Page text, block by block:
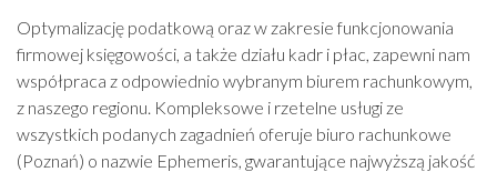
Optymalizację podatkową oraz w zakresie funkcjonowania
firmowej księgowości, a także działu kadr i płac, zapewni nam
współpraca z odpowiednio wybranym biurem rachunkowym,
z naszego regionu. Kompleksowe i rzetelne usługi ze
wszystkich podanych zagadnień oferuje biuro rachunkowe
(Poznań) o nazwie Ephemeris, gwarantujące najwyższą jakość